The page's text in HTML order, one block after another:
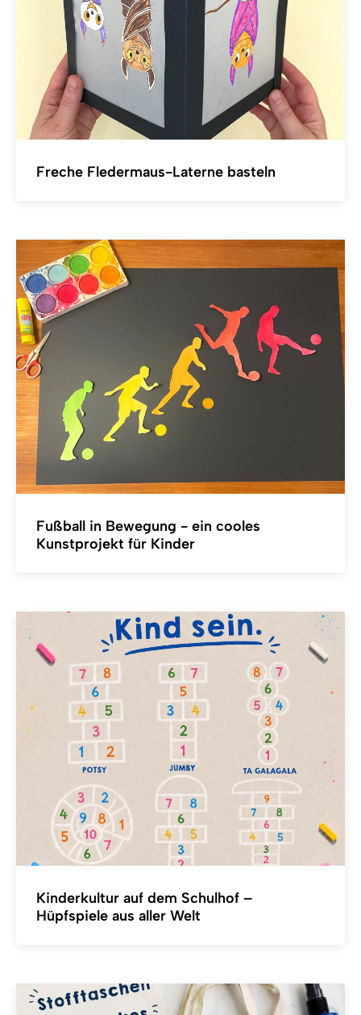
Freche Fledermaus-Laterne basteln
Fußball in Bewegung - ein cooles
Kunstprojekt für Kinder
Kinderkultur auf dem Schulhof –
Hüpfspiele aus aller Welt